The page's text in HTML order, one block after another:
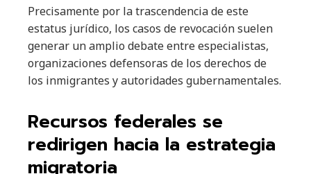
Precisamente por la trascendencia de este
estatus jurídico, los casos de revocación suelen
generar un amplio debate entre especialistas,
organizaciones defensoras de los derechos de
los inmigrantes y autoridades gubernamentales.
Recursos federales se
redirigen hacia la estrategia
migratoria